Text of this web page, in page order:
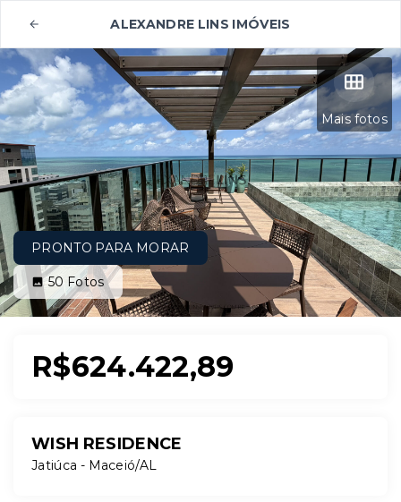
ALEXANDRE LINS IMÓVEIS
Mais fotos
PRONTO PARA MORAR
50 Fotos
R$624.422,89
WISH RESIDENCE
Jatiúca - Maceió/AL